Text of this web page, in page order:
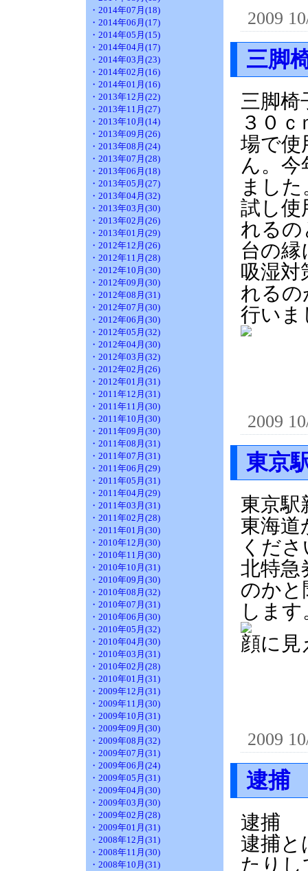
・2014年07月(18)
・2014年06月(17)
・2014年05月(15)
・2014年04月(17)
・2014年03月(23)
・2014年02月(16)
・2014年01月(16)
・2013年12月(22)
・2013年11月(27)
・2013年10月(14)
・2013年09月(26)
・2013年08月(24)
・2013年07月(28)
・2013年06月(18)
・2013年05月(27)
・2013年04月(32)
・2013年03月(30)
・2013年02月(26)
・2013年01月(29)
・2012年12月(26)
・2012年11月(28)
・2012年10月(30)
・2012年09月(30)
・2012年08月(31)
・2012年07月(30)
・2012年06月(30)
・2012年05月(32)
・2012年04月(30)
・2012年03月(32)
・2012年02月(26)
・2012年01月(31)
・2011年12月(31)
・2011年11月(30)
・2011年10月(30)
・2011年09月(30)
・2011年08月(31)
・2011年07月(31)
・2011年06月(29)
・2011年05月(31)
・2011年04月(29)
・2011年03月(31)
・2011年02月(28)
・2011年01月(30)
・2010年12月(30)
・2010年11月(30)
・2010年10月(31)
・2010年09月(30)
・2010年08月(32)
・2010年07月(31)
・2010年06月(30)
・2010年05月(32)
・2010年04月(30)
・2010年03月(31)
・2010年02月(28)
・2010年01月(31)
・2009年12月(31)
・2009年11月(30)
・2009年10月(31)
・2009年09月(30)
・2009年08月(32)
・2009年07月(31)
・2009年06月(24)
・2009年05月(31)
・2009年04月(30)
・2009年03月(30)
・2009年02月(28)
・2009年01月(31)
・2008年12月(31)
・2008年11月(30)
・2008年10月(31)
2009
三脚
三脚椅
３０
場で使
ん。
ました
試し使
れるの
台の
吸湿対
れるの
行いま
2009
東京
東京駅
東海道
くだ
北特急
のかと
しま
顔に見
2009
逮捕
逮捕
逮捕と
たり